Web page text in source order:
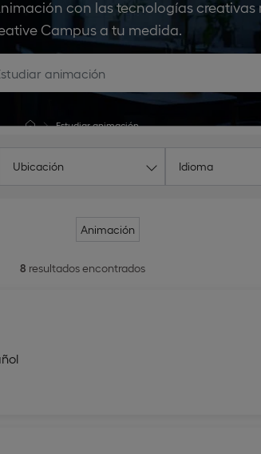
con las tecnologías
Campus a tu medida.
Estudiar animación
Ubicación Idioma
Animación
8 resultados encontrados